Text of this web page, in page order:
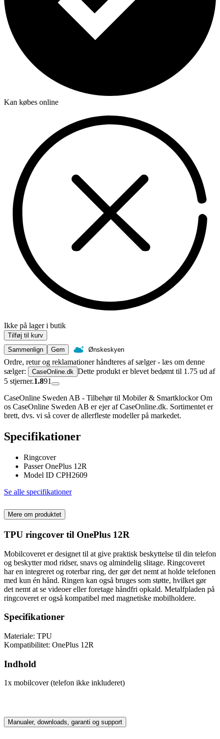
Kan købes online
Ikke på lager i butik
Tilføj til kurv
Sammenlign
Gem Ønskeskyen
Ordre, retur og reklamationer håndteres af sælger - læs om denne
sælger:
CaseOnline.dk Dette produkt er blevet bedømt til 1.75 ud af
5 stjerner.1.891
CaseOnline Sweden AB - Tilbehør til Mobiler & Smartklockor Om
os CaseOnline Sweden AB er ejer af CaseOnline.dk. Sortimentet er
brett, dvs. vi så cover de allerfleste modeller på markedet.
Specifikationer
Ringcover
Passer OnePlus 12R
Model ID CPH2609
Se alle specifikationer
Mere om produktet
TPU ringcover til OnePlus 12R
Mobilcoveret er designet til at give praktisk beskyttelse til din telefon
og beskytter mod ridser, snavs og almindelig slitage. Ringcoveret
har en integreret og roterbar ring, der gør det nemt at holde telefonen
med kun én hånd. Ringen kan også bruges som støtte, hvilket gør
det nemt at se videoer eller foretage håndfri opkald. Metalfpladen på
ringcoveret er også kompatibel med magnetiske mobilholdere.
Specifikationer
Materiale: TPU
Kompatibilitet: OnePlus 12R
Indhold
1x mobilcover (telefon ikke inkluderet)
Manualer, downloads, garanti og support